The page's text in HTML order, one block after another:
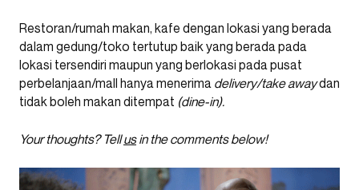
Restoran/rumah makan, kafe dengan lokasi yang berada
dalam gedung/toko tertutup baik yang berada pada
lokasi tersendiri maupun yang berlokasi pada pusat
perbelanjaan/mall hanya menerima delivery/take awaydan
tidak boleh makan ditempat (dine-in).
Your thoughts? Tellusin the comments below!